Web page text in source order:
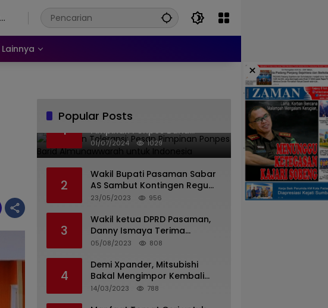
Lainnya
×
Popular Posts
1
Islam dan Toleransi: Pesan
Pimpinan Ponpes Barid
Almunawwarah untuk
Indonesia
01/07/2024 1029
2
Wakil Bupati Pasaman Sabar
AS Sambut Kontingen Regu
Pramuka Kwarcab Pasaman
23/05/2023 956
3
Wakil ketua DPRD Pasaman,
Danny Ismaya Terima
Kunjungan Mahasiswa KKN
05/08/2023 808
4
Demi Xpander, Mitsubishi
Bakal Mengimpor Kembali
Pajero Sport
14/03/2023 788